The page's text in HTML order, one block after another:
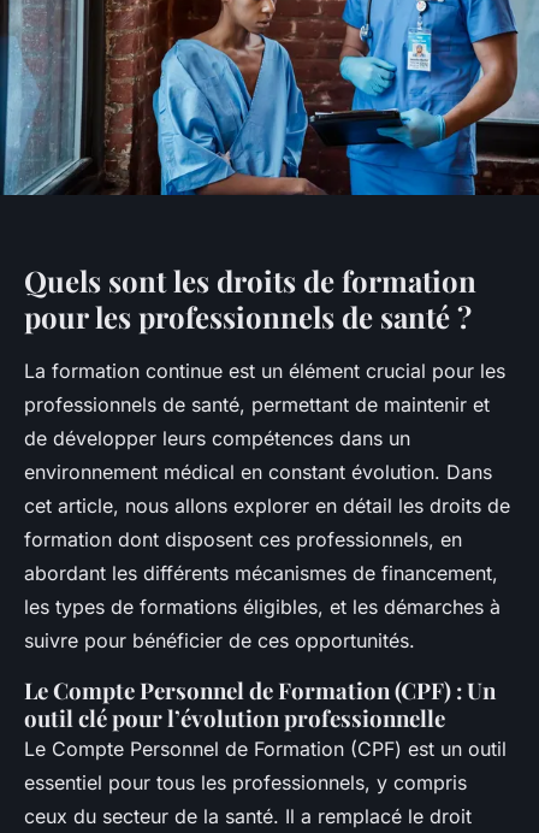
Quels sont les droits de formation
pour les professionnels de santé ?
La formation continue est un élément crucial pour les
professionnels de santé, permettant de maintenir et
de développer leurs compétences dans un
environnement médical en constant évolution. Dans
cet article, nous allons explorer en détail les droits de
formation dont disposent ces professionnels, en
abordant les différents mécanismes de financement,
les types de formations éligibles, et les démarches à
suivre pour bénéficier de ces opportunités.
Le Compte Personnel de Formation (CPF) : Un
outil clé pour l’évolution professionnelle
Le Compte Personnel de Formation (CPF) est un outil
essentiel pour tous les professionnels, y compris
ceux du secteur de la santé. Il a remplacé le droit